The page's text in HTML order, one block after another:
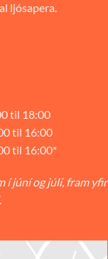
ljósapera.
til 18:00
til 16:00
til 16:00*
í júní og júlí, fram yfir